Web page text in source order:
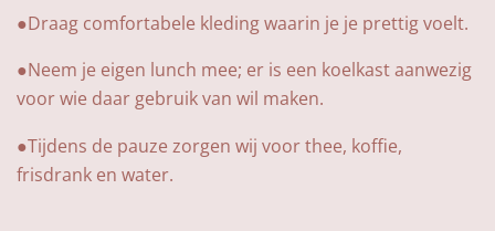
●Draag comfortabele kleding waarin je je prettig voelt.
●Neem je eigen lunch mee; er is een koelkast aanwezig
voor wie daar gebruik van wil maken.
●Tijdens de pauze zorgen wij voor thee, koffie,
frisdrank en water.